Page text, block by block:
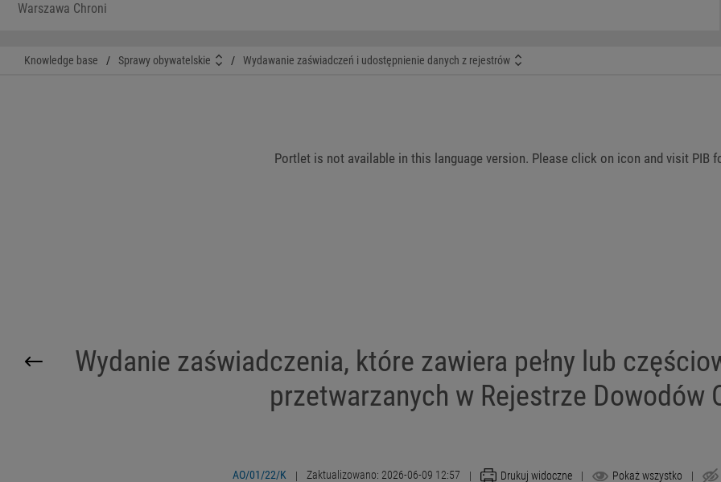
Warszawa Chroni
Knowledge base / Sprawy obywatelskie / Wydawanie zaświadczeń i udostępnienie danych z rejestrów
Portlet is not available in this language version. Please click on icon and visit PIB
Wydanie zaświadczenia, które zawiera pełny lub
przetwarzanych w Rejestrze Dowodów
AO/01/22/K | Zaktualizowano: 2026-06-09 12:57 | Drukuj widoczne | Pokaż wszystko |